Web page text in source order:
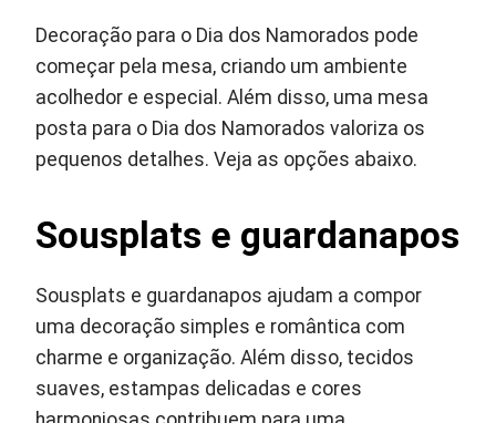
Decoração para o Dia dos Namorados pode
começar pela mesa, criando um ambiente
acolhedor e especial. Além disso, uma mesa
posta para o Dia dos Namorados valoriza os
pequenos detalhes. Veja as opções abaixo.
Sousplats e guardanapos
Sousplats e guardanapos ajudam a compor
uma decoração simples e romântica com
charme e organização. Além disso, tecidos
suaves, estampas delicadas e cores